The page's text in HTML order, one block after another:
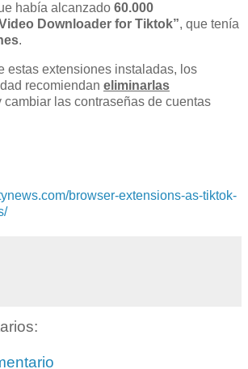
había alcanzado 60.000
Downloader for Tiktok”, que tenía
.
estas extensiones instaladas, los
recomiendan eliminarlas
cambiar las contraseñas de cuentas
browser-extensions-as-tiktok-